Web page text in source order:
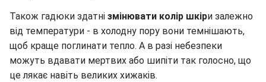
Також гадюки здатні змінювати колір шкіри залежно
від температури - в холодну пору вони темнішають,
щоб краще поглинати тепло. А в разі небезпеки
можуть вдавати мертвих або шипіти так голосно, що
це лякає навіть великих хижаків.